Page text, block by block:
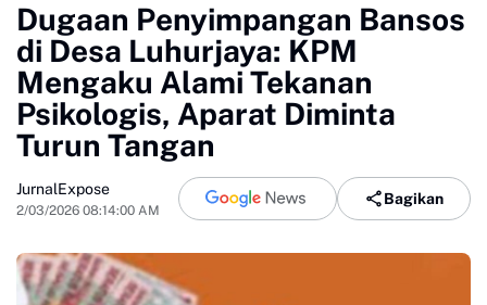
Dugaan Penyimpangan Bansos
di Desa Luhurjaya: KPM
Mengaku Alami Tekanan
Psikologis, Aparat Diminta
Turun Tangan
JurnalExpose
2/03/2026 08:14:00 AM
Bagikan